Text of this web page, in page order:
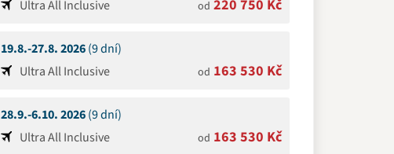
Ultra All Inclusive
od 220 750 Kč
19.8.-27.8. 2026(9 dní)
Ultra All Inclusive
od 163 530 Kč
28.9.-6.10. 2026(9 dní)
Ultra All Inclusive
od 163 530 Kč